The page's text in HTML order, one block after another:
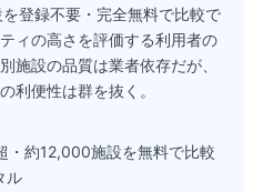
登録不要・完全無料で比較で
ィの高さを評価する利用者の
施設の品質は業者依存だが、
利便性は群を抜く。
約12,000施設を無料で比較
ル